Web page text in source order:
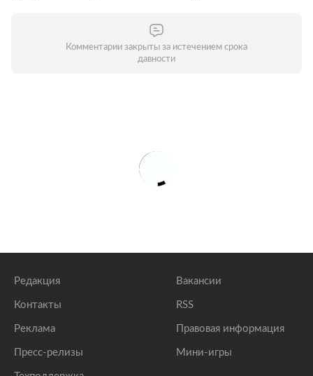
Комментарии закрыты за истечением срока
давности
Редакция
Контакты
Реклама
Пресс-релизы
Вакансии
RSS
Правовая информация
Мини-игры